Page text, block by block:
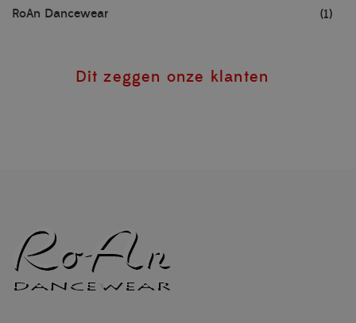
RoAn Dancewear (1)
Dit zeggen onze klanten